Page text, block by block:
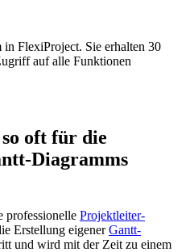
in FlexiProject. Sie erhalten 30
auf alle Funktionen
oft für die
Diagramms
professionelle Projektleiter-
Erstellung eigenerGantt-
und wird mit der Zeit zu einem